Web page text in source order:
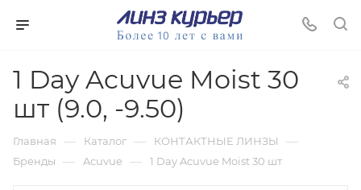
1 Day Acuvue Moist 30
шт (9.0, -9.50)
Главная — Каталог — КОНТАКТНЫЕ ЛИНЗЫ —
Бренды — Acuvue — 1 Day Acuvue Moist 30 шт